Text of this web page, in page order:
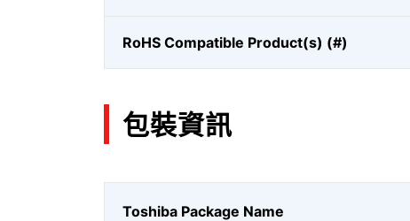
RoHS Compatible Product(s) (#)
包裝資訊
Toshiba Package Name